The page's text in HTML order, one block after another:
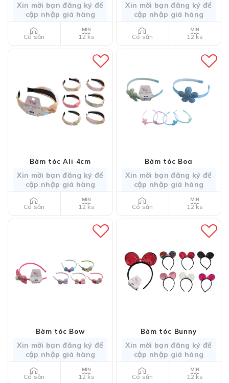
Xin mời bạn đăng ký để
cập nhập giá hàng
Có sẵn 12 ks
Xin mời bạn đăng ký để
cập nhập giá hàng
Có sẵn 12 ks
Bờm tóc Ali 4cm
Xin mời bạn đăng ký để
cập nhập giá hàng
Có sẵn 12 ks
Bờm tóc Boa
Xin mời bạn đăng ký để
cập nhập giá hàng
Có sẵn 12 ks
Bờm tóc Bow
Xin mời bạn đăng ký để
cập nhập giá hàng
Có sẵn 12 ks
Bờm tóc Bunny
Xin mời bạn đăng ký để
cập nhập giá hàng
Có sẵn 12 ks